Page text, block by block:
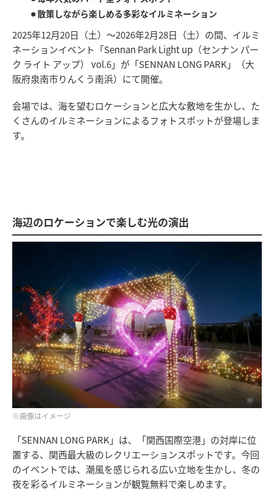
散策しながら楽しめる多彩なイルミネーション
2025年12月20日（土）～2026年2月28日（土）の間、イルミ
ネーションイベント「Sennan Park Light up（センナン パー
ク ライト アップ） vol.6」が「SENNAN LONG PARK」（大
阪府泉南市りんくう南浜）にて開催。
会場では、海を望むロケーションと広大な敷地を生かし、た
くさんのイルミネーションによるフォトスポットが登場しま
す。
海辺のロケーションで楽しむ光の演出
※画像はイメージ
「SENNAN LONG PARK」は、「関西国際空港」の対岸に位
置する、関西最大級のレクリエーションスポットです。今回
のイベントでは、潮風を感じられる広い立地を生かし、冬の
夜を彩るイルミネーションが観覧無料で楽しめます。